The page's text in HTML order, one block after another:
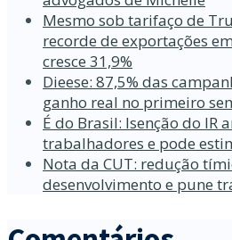
Mesmo sob tarifaço de
recorde de exportações
cresce 31,9%
Dieese: 87,5% das
ganho real no primeiro
É do Brasil: Isenção do IR
trabalhadores e pode
Nota da CUT: redução
desenvolvimento e pune